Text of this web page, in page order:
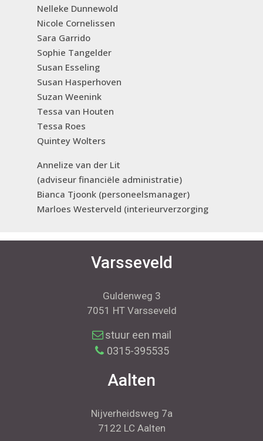
Nelleke Dunnewold
Nicole Cornelissen
Sara Garrido
Sophie Tangelder
Susan Esseling
Susan Hasperhoven
Suzan Weenink
Tessa van Houten
Tessa Roes
Quintey Wolters
Annelize van der Lit
(adviseur financiële administratie)
Bianca Tjoonk (personeelsmanager)
Marloes Westerveld (interieurverzorging
Varsseveld
Guldenweg 3
7051 HT Varsseveld
stuur een mail
0315-395535
Aalten
Nijverheidsweg 7a
7122 LC Aalten